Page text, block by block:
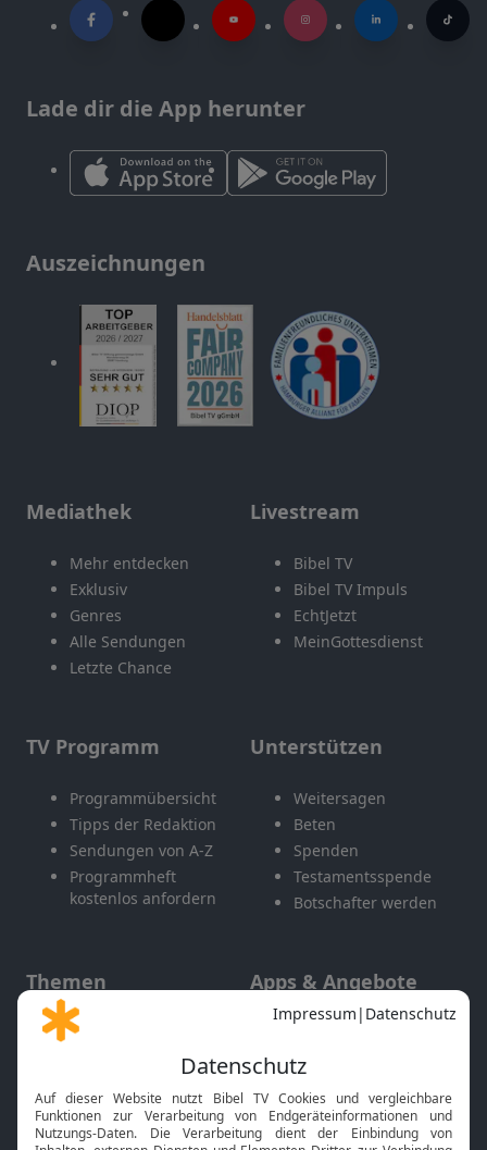
Lade dir die App herunter
Auszeichnungen
Mediathek
Mehr entdecken
Exklusiv
Genres
Alle Sendungen
Letzte Chance
Livestream
Bibel TV
Bibel TV Impuls
EchtJetzt
MeinGottesdienst
TV Programm
Programmübersicht
Tipps der Redaktion
Sendungen von A-Z
Programmheft
kostenlos anfordern
Unterstützen
Weitersagen
Beten
Spenden
Testamentsspende
Botschafter werden
Themen
Gott und Bibel erklärt
Neuigkeiten
Apps & Angebote
Mobile App
Smart TV
HbbTV